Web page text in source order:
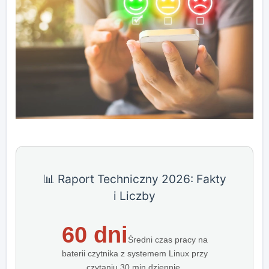
📊 Raport Techniczny 2026: Fakty
i Liczby
60 dni Średni czas pracy na
baterii czytnika z systemem Linux przy